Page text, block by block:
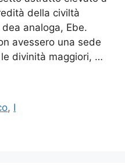
della civiltà
analoga, Ebe.
avessero una sede
le divinità maggiori, …
, I